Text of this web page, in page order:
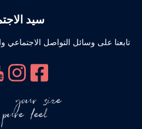
سيد
تابعنا على وسائل التواصل الاجتماعي
your size
pure feel